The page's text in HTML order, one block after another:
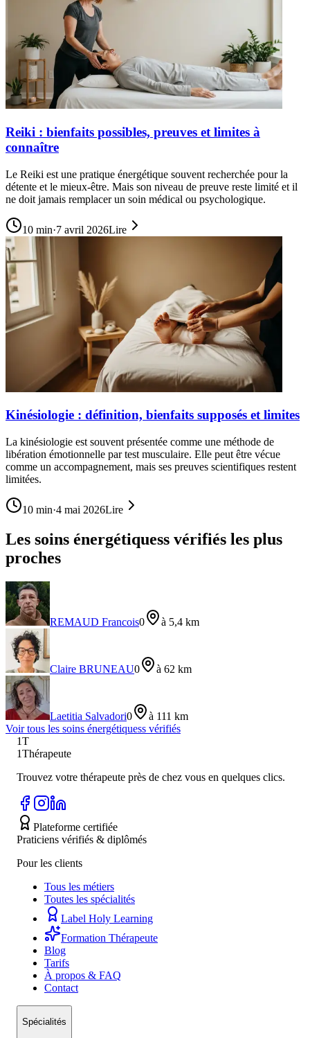
Reiki : bienfaits possibles, preuves et limites à
connaître
Le Reiki est une pratique énergétique souvent recherchée pour la
détente et le mieux-être. Mais son niveau de preuve reste limité et il
ne doit jamais remplacer un soin médical ou psychologique.
10 min·7 avril 2026Lire
Kinésiologie : définition, bienfaits supposés et limites
La kinésiologie est souvent présentée comme une méthode de
libération émotionnelle par test musculaire. Elle peut être vécue
comme un accompagnement, mais ses preuves scientifiques restent
limitées.
10 min·4 mai 2026Lire
Les soins énergétiquess vérifiés les plus
proches
REMAUD Francois0 à 5,4 km
Claire BRUNEAU0 à 62 km
Laetitia Salvadori0
à 111 km
Voir tous les soins énergétiquess vérifiés
1T
1Thérapeute
Trouvez votre thérapeute près de chez vous en quelques clics.
Plateforme certifiée
Praticiens vérifiés & diplômés
Pour les clients
Tous les métiers
Toutes les spécialités
Label Holy Learning
Formation Thérapeute
Blog
Tarifs
À propos & FAQ
Contact
Spécialités